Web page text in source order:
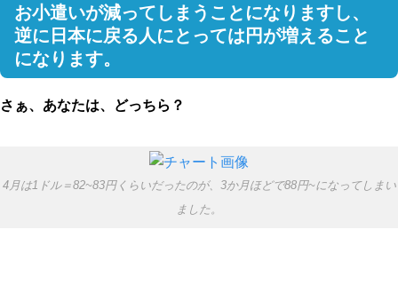
お小遣いが減ってしまうことになりますし、
逆に日本に戻る人にとっては円が増えること
になります。
さぁ、あなたは、どっちら？
4月は1ドル＝82~83円くらいだったのが、3か月ほどで88円~になってしまい
ました。